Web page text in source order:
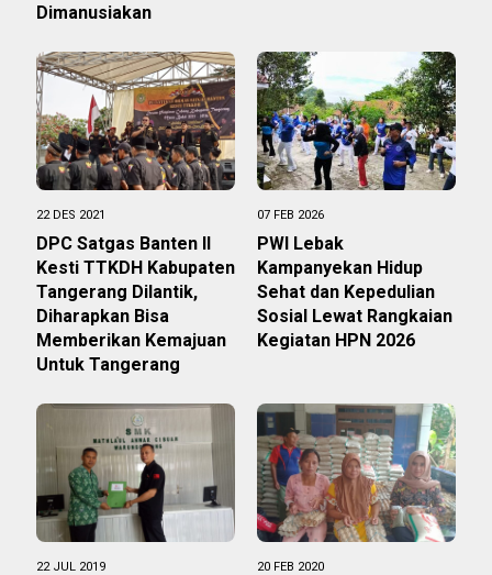
Dimanusiakan
22 DES 2021
DPC Satgas Banten II
Kesti TTKDH Kabupaten
Tangerang Dilantik,
Diharapkan Bisa
Memberikan Kemajuan
Untuk Tangerang
07 FEB 2026
PWI Lebak
Kampanyekan Hidup
Sehat dan Kepedulian
Sosial Lewat Rangkaian
Kegiatan HPN 2026
22 JUL 2019 20 FEB 2020